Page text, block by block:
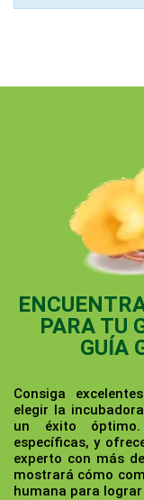
PARA TU
GUÍA
Consiga
elegir la
un éxito óptimo.
específicas, y
experto con más
mostrará cómo
humana para